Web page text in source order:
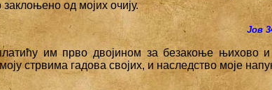
од мојих очију.
Јов
им прво двојином за безакоње њихово
стрвима гадова својих, и наследство моје